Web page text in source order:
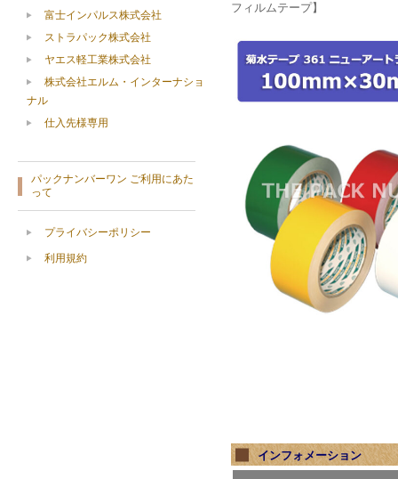
フィルムテープ】
インフォメーション
富士インパルス株式会社
ストラパック株式会社
ヤエス軽工業株式会社
株式会社エルム・インターナショ
ナル
仕入先様専用
パックナンバーワン ご利用にあた
って
プライバシーポリシー
利用規約